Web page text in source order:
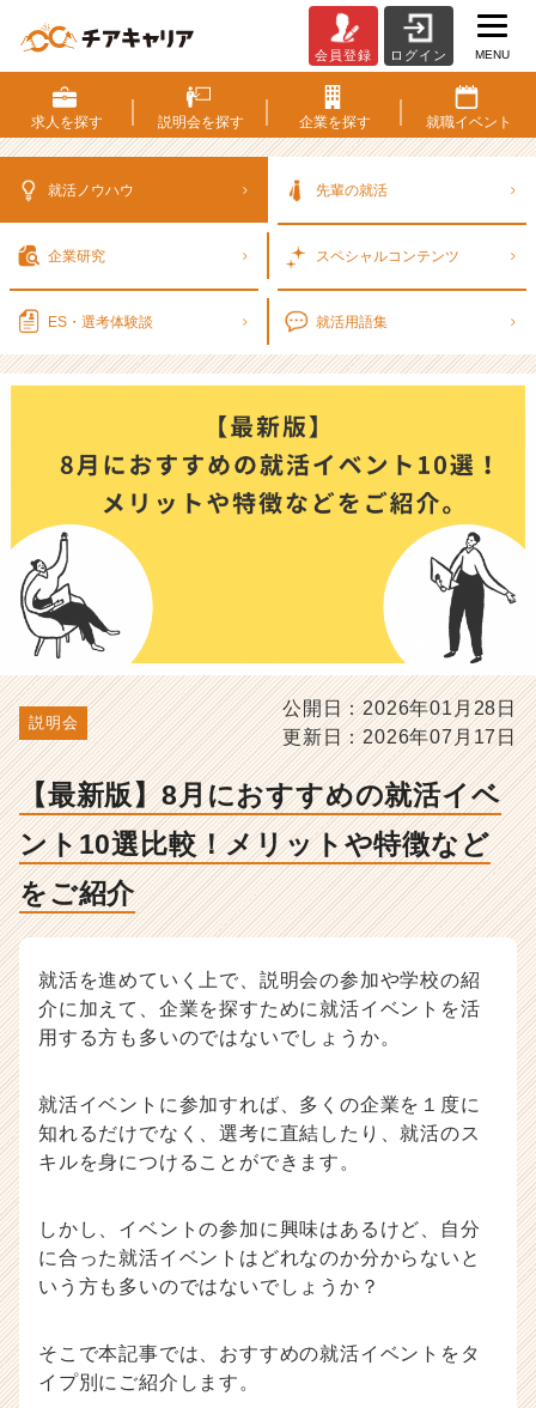
新
版】
8
め
イ
ト
ッ
な
ど
を
ご
選
対
策・
活
ウ
ハ
記
ベ
チ
ャ
ー・
会員登録 ログイン MENU
求人を探す 説明会を探す 企業を探す 就職イベント
就活ノウハウ 先輩の就活
企業研究 スペシャルコンテンツ
ES・選考体験談 就活用語集
説明会
公開日：2026年01月28日
更新日：2026年07月17日
【最新版】8月におすすめの就活イベ
ント10選比較！メリットや特徴など
をご紹介
就活を進めていく上で、説明会の参加や学校の紹
介に加えて、企業を探すために就活イベントを活
用する方も多いのではないでしょうか。
就活イベントに参加すれば、多くの企業を１度に
知れるだけでなく、選考に直結したり、就活のス
キルを身につけることができます。
しかし、イベントの参加に興味はあるけど、自分
に合った就活イベントはどれなのか分からないと
いう方も多いのではないでしょうか？
そこで本記事では、おすすめの就活イベントをタ
イプ別にご紹介します。